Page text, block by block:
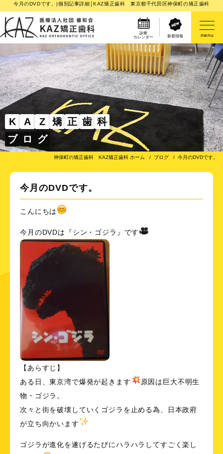
今月のDVDです。|個別記事詳細│KAZ矯正歯科 東京都千代田区神保町の矯正歯科
診療
カレンダー
新着情報 menu
K A Z 矯 正 歯 科
ブ ロ グ
神保町の矯正歯科 KAZ矯正歯科 ホーム ブログ 今月のDVDです。
今月のDVDです。
こんにちは
今月のDVDは『シン・ゴジラ』です
【あらすじ】
ある日、東京湾で爆発が起きます
原因は巨大不明生
物・ゴジラ。
次々と街を破壊していくゴジラを止める為、日本政府
が立ち向かいます
ゴジラが進化を遂げるたびにハラハラしてすごく楽し
医院案内
矯正歯科治療のご案内
矯正装置のご紹介
その他